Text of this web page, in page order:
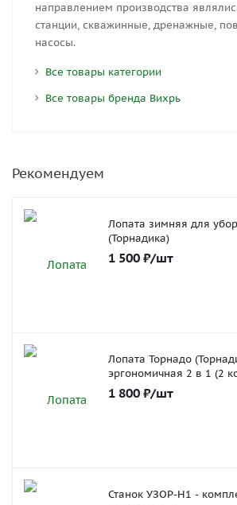
направлением производства
станции, скважинные, дренажные,
насосы.
Все товары категории
Все товары бренда Вихрь
Рекомендуем
Лопата зимняя для
(Торнадика)
1 500 ₽/шт
Лопата Торнадо
эргономичная 2 в 1 (2
1 800 ₽/шт
Станок УЗОР-Н1 -